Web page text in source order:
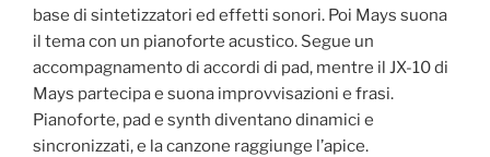
base di sintetizzatori ed effetti sonori. Poi Mays suona
il tema con un pianoforte acustico. Segue un
accompagnamento di accordi di pad, mentre il JX-10 di
Mays partecipa e suona improvvisazioni e frasi.
Pianoforte, pad e synth diventano dinamici e
sincronizzati, e la canzone raggiunge l’apice.